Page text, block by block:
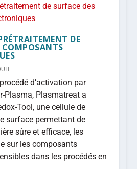
DE
COMPOSANTS
d’activation par
Plasma, Plasmatreat a
Tool, une cellule de
surface permettant de
sûre et efficace, les
sur les composants
dans les procédés en